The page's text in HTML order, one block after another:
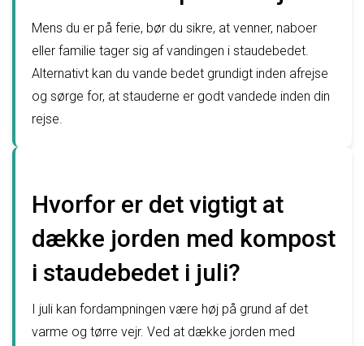
Mens du er på ferie, bør du sikre, at venner, naboer
eller familie tager sig af vandingen i staudebedet.
Alternativt kan du vande bedet grundigt inden afrejse
og sørge for, at stauderne er godt vandede inden din
rejse.
Hvorfor er det vigtigt at
dække jorden med kompost
i staudebedet i juli?
I juli kan fordampningen være høj på grund af det
varme og tørre vejr. Ved at dække jorden med